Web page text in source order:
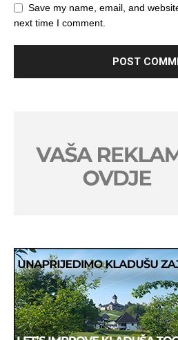
Save my name, email, and
next time I comment.